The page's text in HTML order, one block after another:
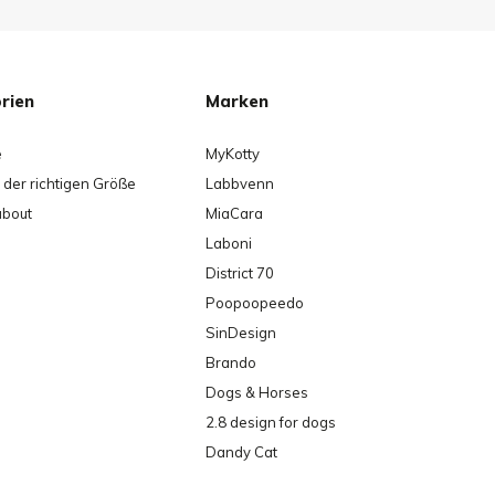
richtigen Größe
Marken
MyKotty
Labbvenn
MiaCara
Laboni
District 70
Poopoopeedo
SinDesign
Brando
Dogs & Horses
2.8 design for dogs
Dandy Cat